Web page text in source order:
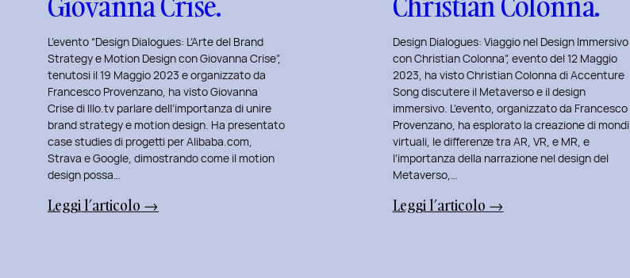
L’evento “Design Dialogues: L’Arte del Brand
Strategy e Motion Design con Giovanna Crise”,
tenutosi il 19 Maggio 2023 e organizzato da
Francesco Provenzano, ha visto Giovanna
Crise di Illo.tv parlare dell’importanza di unire
brand strategy e motion design. Ha presentato
case studies di progetti per Alibaba.com,
Strava e Google, dimostrando come il motion
design possa…
Leggi l’articolo →
Design Dialogues: Viaggio nel Design Immersivo
con Christian Colonna”, evento del 12 Maggio
2023, ha visto Christian Colonna di Accenture
Song discutere il Metaverso e il design
immersivo. L’evento, organizzato da Francesco
Provenzano, ha esplorato la creazione di mondi
virtuali, le differenze tra AR, VR, e MR, e
l’importanza della narrazione nel design del
Metaverso,…
Leggi l’articolo →: